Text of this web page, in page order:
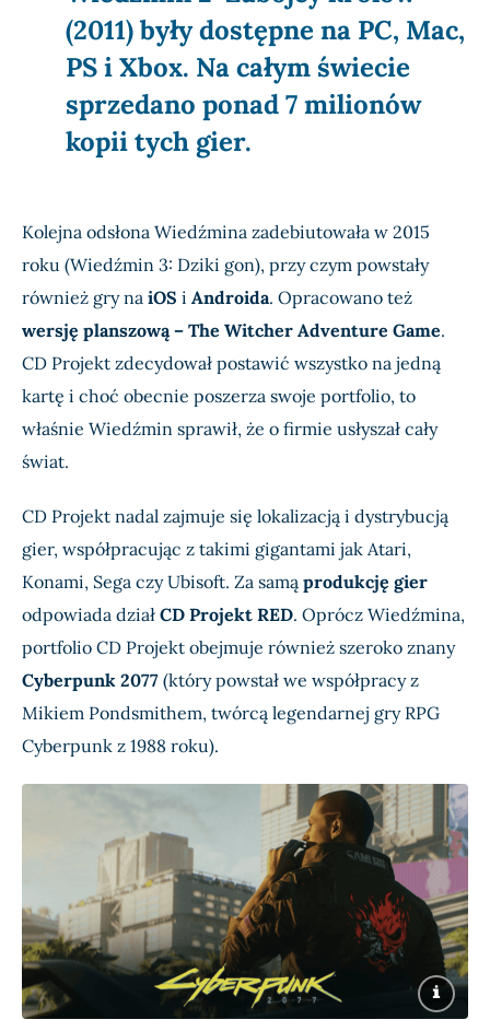
(2011) były dostępne na PC, Mac,
PS i Xbox. Na całym świecie
sprzedano ponad 7 milionów
kopii tych gier.
Kolejna odsłona Wiedźmina zadebiutowała w 2015
roku (Wiedźmin 3: Dziki gon), przy czym powstały
również gry na iOS i Androida. Opracowano też
wersję planszową – The Witcher Adventure Game.
CD Projekt zdecydował postawić wszystko na jedną
kartę i choć obecnie poszerza swoje portfolio, to
właśnie Wiedźmin sprawił, że o firmie usłyszał cały
świat.
CD Projekt nadal zajmuje się lokalizacją i dystrybucją
gier, współpracując z takimi gigantami jak Atari,
Konami, Sega czy Ubisoft. Za samą produkcję gier
odpowiada dział CD Projekt RED. Oprócz Wiedźmina,
portfolio CD Projekt obejmuje również szeroko znany
Cyberpunk 2077 (który powstał we współpracy z
Mikiem Pondsmithem, twórcą legendarnej gry RPG
Cyberpunk z 1988 roku).